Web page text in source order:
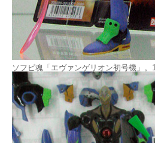
ソフビ魂「エヴァンゲリオン初号機」。